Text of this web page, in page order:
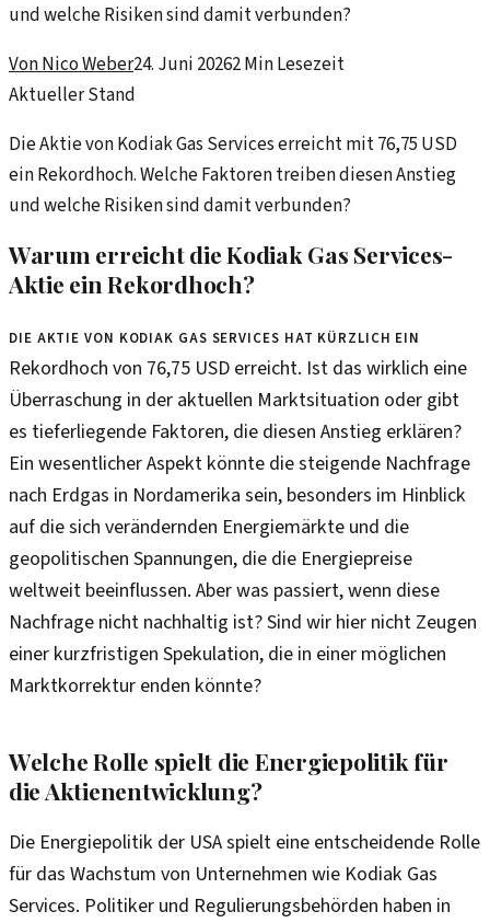
und welche Risiken sind damit verbunden?
VonNico Weber24. Juni 20262Min Lesezeit
Aktueller Stand
Die Aktie von Kodiak Gas Services erreicht mit 76,75 USD
ein Rekordhoch. Welche Faktoren treiben diesen Anstieg
und welche Risiken sind damit verbunden?
Warum erreicht die Kodiak Gas Services-
Aktie ein Rekordhoch?
Die Aktie von Kodiak Gas Services hat kürzlich ein
Rekordhoch von 76,75 USD erreicht. Ist das wirklich eine
Überraschung in der aktuellen Marktsituation oder gibt
es tieferliegende Faktoren, die diesen Anstieg erklären?
Ein wesentlicher Aspekt könnte die steigende Nachfrage
nach Erdgas in Nordamerika sein, besonders im Hinblick
auf die sich verändernden Energiemärkte und die
geopolitischen Spannungen, die die Energiepreise
weltweit beeinflussen. Aber was passiert, wenn diese
Nachfrage nicht nachhaltig ist? Sind wir hier nicht Zeugen
einer kurzfristigen Spekulation, die in einer möglichen
Marktkorrektur enden könnte?
Welche Rolle spielt die Energiepolitik für
die Aktienentwicklung?
Die Energiepolitik der USA spielt eine entscheidende Rolle
für das Wachstum von Unternehmen wie Kodiak Gas
Services. Politiker und Regulierungsbehörden haben in